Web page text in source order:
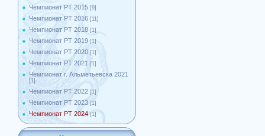
Чемпионат РТ 2015 [9]
Чемпионат РТ 2016 [11]
Чемпионат РТ 2018 [1]
Чемпионат РТ 2019 [1]
Чемпионат РТ 2020 [1]
Чемпионат РТ 2021 [1]
Чемпионат г. Альметьевска 2021
[1]
Чемпионат РТ 2022 [1]
Чемпионат РТ 2023 [1]
Чемпионат РТ 2024 [1]